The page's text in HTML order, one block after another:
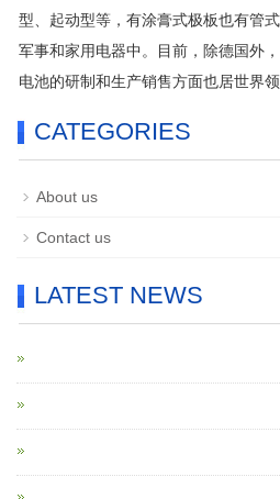
型、起动型等，有涂膏式极板也有管
军事和家用电器中。目前，除德国外
电池的研制和生产销售方面也居世界
CATEGORIES
About us
Contact us
LATEST NEWS